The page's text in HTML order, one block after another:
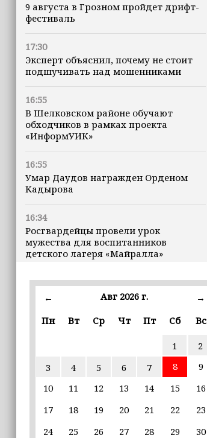
9 августа в Грозном пройдет дрифт-
фестиваль
17:30
Эксперт объяснил, почему не стоит
подшучивать над мошенниками
16:55
В Шелковском районе обучают
обходчиков в рамках проекта
«ИнформУИК»
16:55
Умар Даудов награжден Орденом
Кадырова
16:34
Росгвардейцы провели урок
мужества для воспитанников
детского лагеря «Майралла»
16:30
Дмитрий Чернышенко: Внутренний
въездной — на 20,1%
Из бюджета Чечни дополнительно
выделено 505 млн рублей
пострадавшим от паводков
15:35
— стать большой
← Авг 2026 г.
→
Пн
Вт Ср Чт Пт Сб Вс
1
2
3
4 5 6 7 8
9
10
11 12 13 14 15
16
17
18 19 20 21 22
23
24
25 26 27 28 29
30